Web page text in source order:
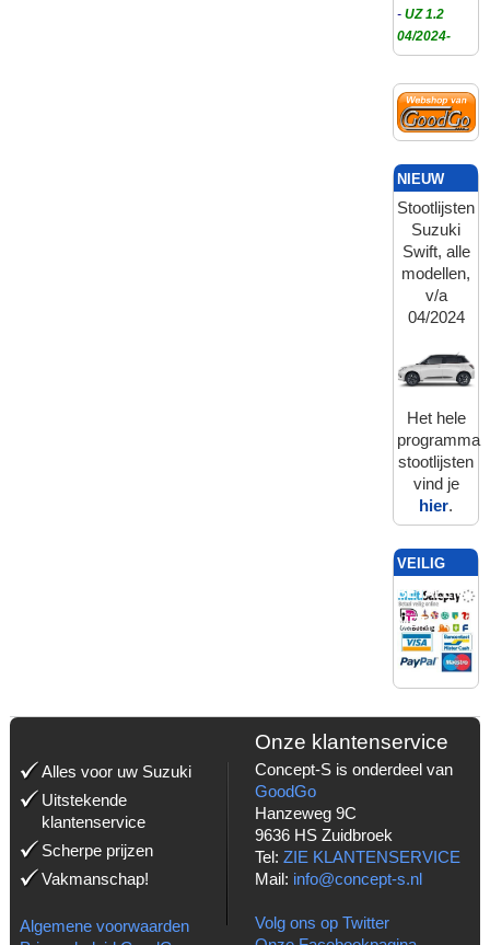
- UZ 1.2
04/2024-
NIEUW
Stootlijsten
Suzuki
Swift, alle
modellen,
v/a
04/2024
Het hele
programma
stootlijsten
vind je
hier.
VEILIG
BETALEN
MET:
Alles voor uw Suzuki
Uitstekende
klantenservice
Scherpe prijzen
Vakmanschap!
Algemene voorwaarden
Onze klantenservice
Concept-S is onderdeel van
GoodGo
Hanzeweg 9C
9636 HS Zuidbroek
Tel: ZIE KLANTENSERVICE
Mail: info@concept-s.nl
Volg ons op Twitter